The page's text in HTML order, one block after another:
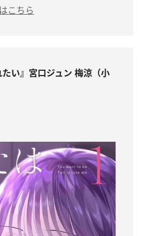
こちら
たい』宮口ジュン 梅涼（小